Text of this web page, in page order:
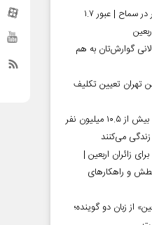
ثبت‌نام ۲.۵ میلیون زائر در سماح | عبور ۱.۷
گوارش‌تان به هم
تهران تعیین تکلیف
آمار معلولیت در ایران | بیش از ۱۰.۵ میلیون نفر
می‌کنند
زائران اربعین |
و راهکارهای
از زبان دو گوینده؛